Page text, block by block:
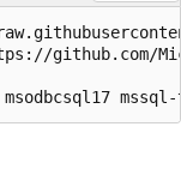
github.com/